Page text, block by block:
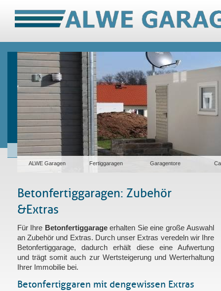
ALWE Garagen Fertiggaragen Garagentore
Betonfertiggaragen: Zubehör
& Extras
Für Ihre Betonfertiggarageerhalten Sie eine große Auswahl
an Zubehör und Extras. Durch unser Extras veredeln wir Ihre
Betonfertiggarage, dadurch erhält diese eine Aufwertung
und trägt somit auch zur Wertsteigerung und Werterhaltung
Ihrer Immobilie bei.
Betonfertiggaren mit den gewissen Extras